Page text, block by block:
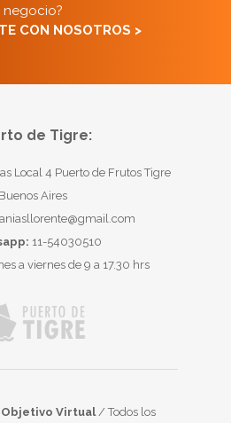
negocio?
CON NOSOTROS >
de Tigre:
Local 4 Puerto de Frutos Tigre
Buenos Aires
11-54030510
a viernes de 9 a 17.30 hrs
Objetivo Virtual/ Todos los